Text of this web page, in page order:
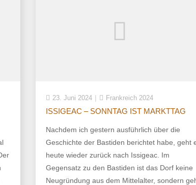
23. Juni 2024 Frankreich 2024
ISSIGEAC – SONNTAG IST MARKTTAG
Nachdem ich gestern ausführlich über die
Geschichte der Bastiden berichtet habe, geht
heute wieder zurück nach Issigeac. Im
Gegensatz zu den Bastiden ist das Dorf keine
Neugründung aus dem Mittelalter, sondern